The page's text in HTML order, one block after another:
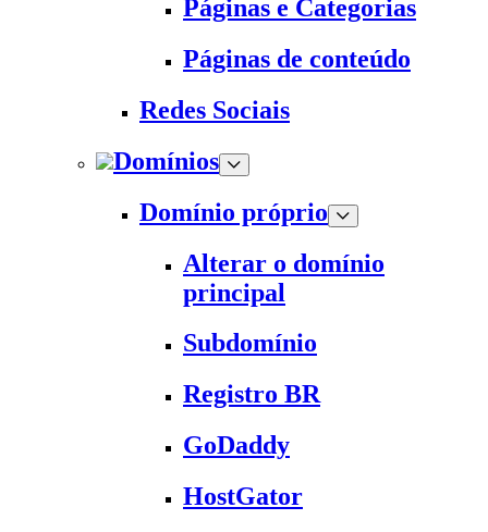
Páginas e Categorias
Páginas de conteúdo
Redes Sociais
Domínios
Domínio próprio
Alterar o domínio
principal
Subdomínio
Registro BR
GoDaddy
HostGator